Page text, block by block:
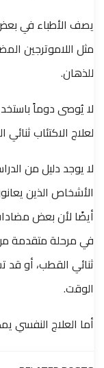
يصف الأطباء في بعض
مثل اللاموترجين
للذهان.
لا يُوصى دوماً
لعلاج الاكتئاب
لا يوجد دليل من
الأشخاص الذين
أيضًا لأن بعض
في مرحلة متقدمة
ثنائي القطب، أو قد
الوقت.
أما العلاج النفسي